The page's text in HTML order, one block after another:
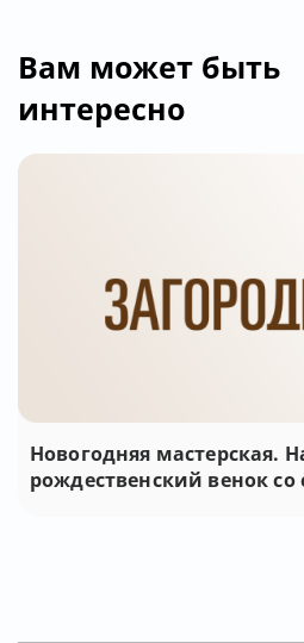
Вам может быть
интересно
Новогодняя мастерская.
рождественский венок со